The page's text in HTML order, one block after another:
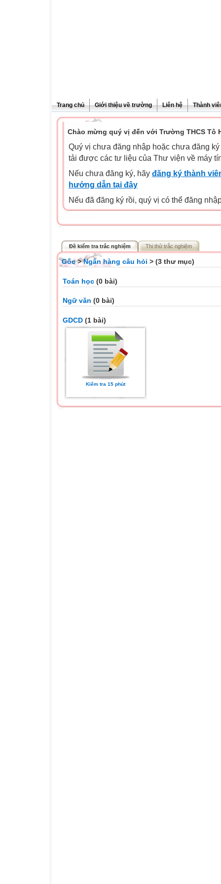
Trang chủ Giới thiệu về trường Liên hệ Thành
Chào mừng quý vị đến với Trường THCS Tô
Quý vị chưa đăng nhập hoặc chưa đăng
tải được các tư liệu của Thư viện về máy
Nếu chưa đăng ký, hãy đăng ký thành
hướng dẫn tại đây
Nếu đã đăng ký rồi, quý vị có thể đăng
Đề kiểm tra trắc nghiệm Thi thử trắc nghiệm
Gốc>Ngân hàng câu hỏi > (3 thư mục)
Toán học (0 bài)
Ngữ văn (0 bài)
GDCD (1 bài)
Kiểm tra 15 phút